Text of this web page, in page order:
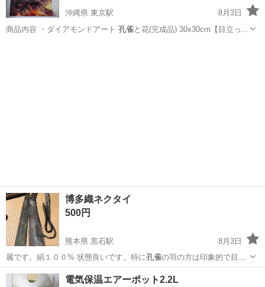
沖縄県 東京駅
8月3日
商品内容 ・ダイアモンドアート 孔雀と花(完成品) 30x30cm【目立っ…
博多織ネクタイ
500円
熊本県 黒石駅
8月3日
麗です。絹１００% 状態良いです。特に孔雀の羽の方は印象的で目を
引きます。 2本…
熊本 合志市 黒石駅 服/ファッション
電気保温エアーポット2.2L